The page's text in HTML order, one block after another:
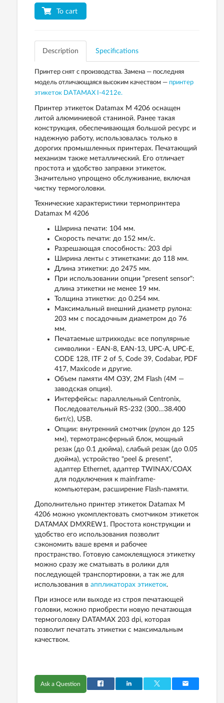
To cart
Description Specifications
Принтер снят с производства. Замена — последняя
модель отличающаяся высоким качеством — принтер
этикеток DATAMAX I-4212e.
Принтер этикеток Datamax M 4206 оснащен
литой алюминиевой станиной. Ранее такая
конструкция, обеспечивающая большой ресурс и
надежную работу, использовалась только в
дорогих промышленных принтерах. Печатающий
механизм также металлический. Его отличает
простота и удобство заправки этикеток.
Значительно упрощено обслуживание, включая
чистку термоголовки.
Технические характеристики термопринтера
Datamax M 4206
Ширина печати: 104 мм.
Скорость печати: до 152 мм/с.
Разрешающая способность: 203 dpi
Ширина ленты с этикетками: до 118 мм.
Длина этикетки: до 2475 мм.
При использовании опции "present sensor":
длина этикетки не менее 19 мм.
Толщина этикетки: до 0.254 мм.
Максимальный внешний диаметр рулона:
203 мм с посадочным диаметром до 76
мм.
Печатаемые штрихкоды: все популярные
символики - EAN-8, EAN-13, UPC-A, UPC-E,
CODE 128, ITF 2 of 5, Code 39, Codabar, PDF
417, Maxicode и другие.
Объем памяти 4М ОЗУ, 2М Flash (4М —
заводская опция).
Интерфейсы: параллельный Centronix,
Последовательный RS-232 (300…38.400
бит/с), USB.
Опции: внутренний смотчик (рулон до 125
мм), термотрансферный блок, мощный
резак (до 0.1 дюйма), слабый резак (до 0.05
дюйма), устройство "peel & present",
адаптер Ethernet, адаптер TWINAX/COAX
для подключения к mainframe-
компьютерам, расширение Flash-памяти.
Дополнительно принтер этикеток Datamax M
4206 можно укомплектовать смотчиком этикеток
DATAMAX DMXREW1. Простота конструкции и
удобство его использования позволит
сэкономить ваше время и рабочее
пространство. Готовую самоклеящуюся этикетку
можно сразу же сматывать в ролики для
последующей транспортировки, а так же для
использования в аппликаторах этикеток.
При износе или выходе из строя печатающей
головки, можно приобрести новую печатающая
термоголовку DATAMAX 203 dpi, которая
позволит печатать этикетки с максимальным
качеством.
Ask a Question